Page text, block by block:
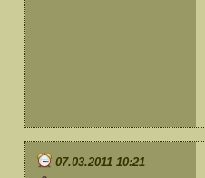
07.03.2011 10:21